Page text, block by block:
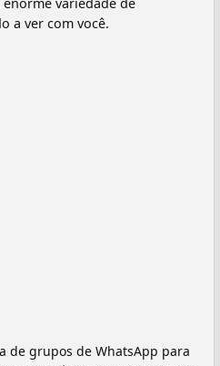
a ver com você.
de grupos de WhatsApp para